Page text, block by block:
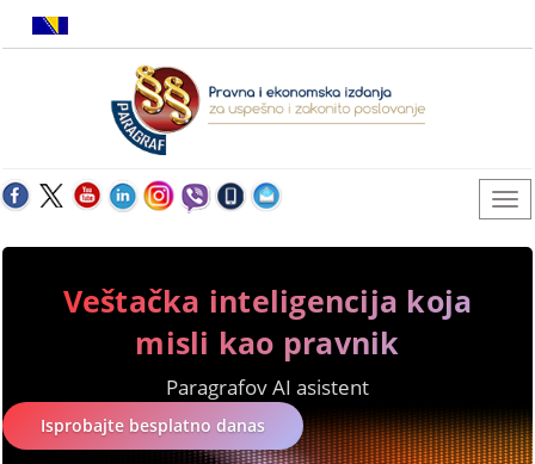
Veštačka inteligencija koja
misli kao pravnik
Paragrafov AI asistent
Isprobajte besplatno danas